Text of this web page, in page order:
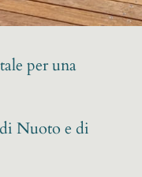
per una
Nuoto e di